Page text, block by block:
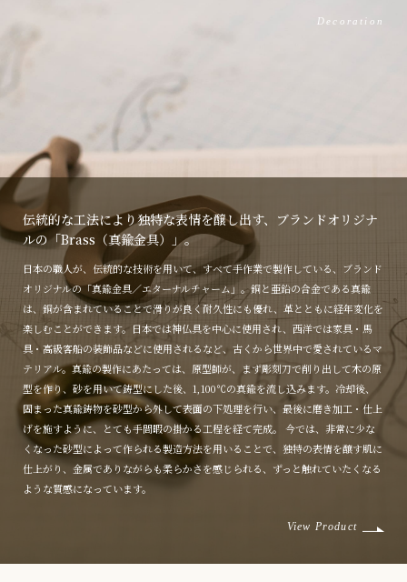
Decoration
伝統的な工法により独特な表情を醸し出す、ブランドオリジナ
ルの「Brass（真鍮金具）」。
日本の職人が、伝統的な技術を用いて、すべて手作業で製作している、ブランド
オリジナルの「真鍮金具／エターナルチャーム」。銅と亜鉛の合金である真鍮
は、銅が含まれていることで滑りが良く耐久性にも優れ、革とともに経年変化を
楽しむことができます。日本では神仏具を中心に使用され、西洋では家具・馬
具・高級客船の装飾品などに使用されるなど、古くから世界中で愛されているマ
テリアル。真鍮の製作にあたっては、原型師が、まず彫刻刀で削り出して木の原
型を作り、砂を用いて鋳型にした後、1,100℃の真鍮を流し込みます。冷却後、
固まった真鍮鋳物を砂型から外して表面の下処理を行い、最後に磨き加工・仕上
げを施すように、とても手間暇の掛かる工程を経て完成。 今では、非常に少な
くなった砂型によって作られる製造方法を用いることで、独特の表情を醸す肌に
仕上がり、金属でありながらも柔らかさを感じられる、ずっと触れていたくなる
ような質感になっています。
View Product